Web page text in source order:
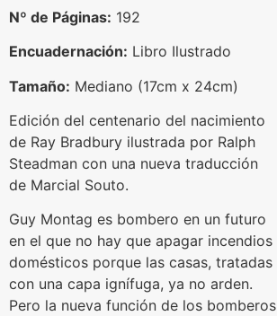
Nº de Páginas: 192
Encuadernación: Libro Ilustrado
Tamaño: Mediano (17cm x 24cm)
Edición del centenario del nacimiento
de Ray Bradbury ilustrada por Ralph
Steadman con una nueva traducción
de Marcial Souto.
Guy Montag es bombero en un futuro
en el que no hay que apagar incendios
domésticos porque las casas, tratadas
con una capa ignífuga, ya no arden.
Pero la nueva función de los bomberos